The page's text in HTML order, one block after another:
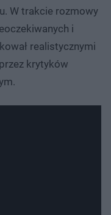
W trakcie rozmowy
i
realistycznymi
krytyków